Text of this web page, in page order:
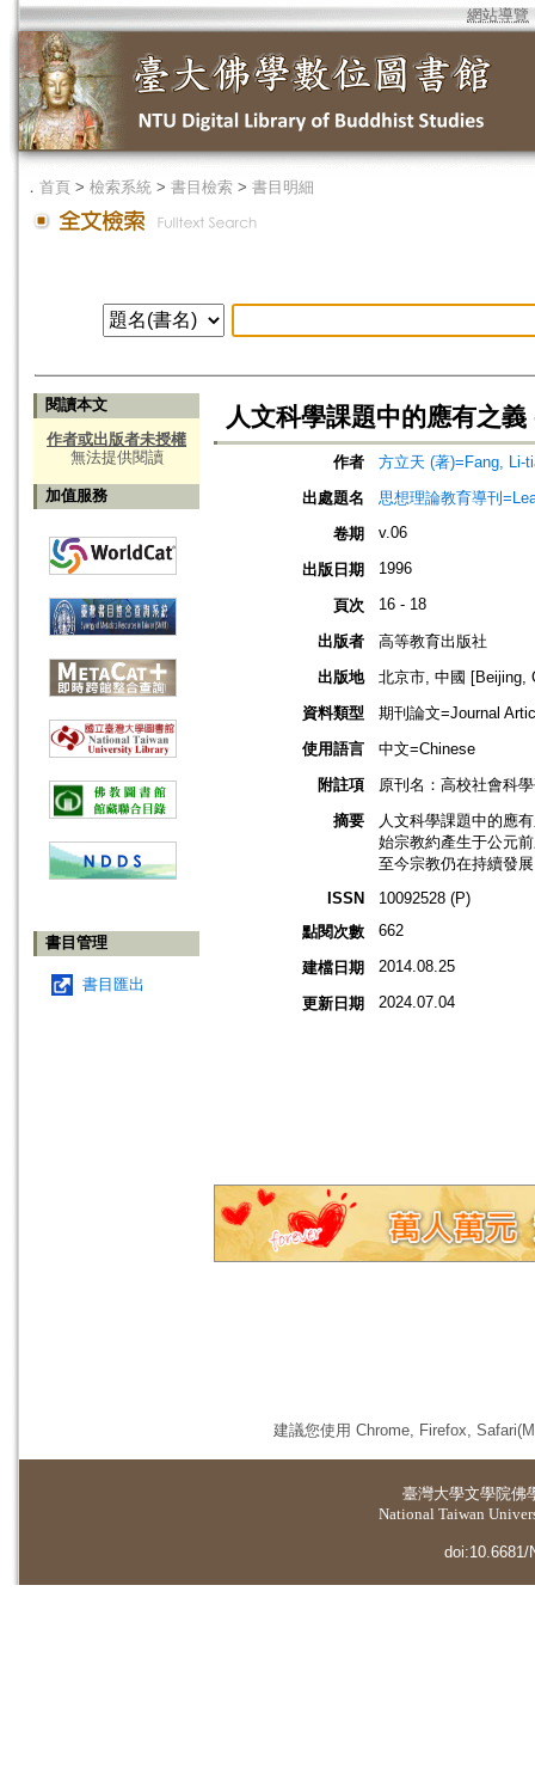
網站導覽
． 首頁 > 檢索系統 > 書目檢索 > 書目明細
閱讀本文
作者或出版者未授權
無法提供閱讀
加值服務
書目管理
書目匯出
人文科學課題中的應有之
作者
方立天 (著)=Fang, Li-
出處題名
思想理論教育導刊
卷期
v.06
出版日期 1996
頁次 16 - 18
出版者
高等教育出版社
出版地
北京市, 中國 [Beijing,
資料類型
期刊論文=Journal
使用語言
中文=Chinese
附註項
原刊名：高校社會科
摘要
人文科學課題中的應
始宗教約產生于公元
至今宗教仍在持續發
ISSN
10092528 (P)
點閱次數
662
建檔日期 2014.08.25
更新日期 2024.07.04
建議您使用 Chrome, Firefox,
臺灣大學文學院佛
National Taiwan
doi:10.6681/